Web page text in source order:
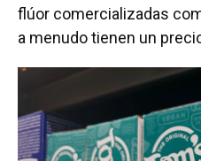
flúor comercializadas
a menudo tienen un